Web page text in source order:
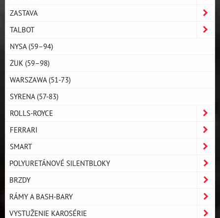
ZASTAVA
TALBOT
NYSA (59–94)
ŻUK (59–98)
WARSZAWA (51-73)
SYRENA (57-83)
ROLLS-ROYCE
FERRARI
SMART
POLYURETÁNOVÉ SILENTBLOKY
BRZDY
RÁMY A BASH-BARY
VYSTUŽENIE KAROSÉRIE